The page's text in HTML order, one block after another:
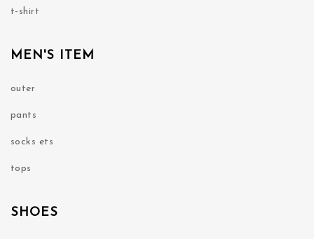
t-shirt
MEN'S ITEM
outer
pants
socks ets
tops
SHOES